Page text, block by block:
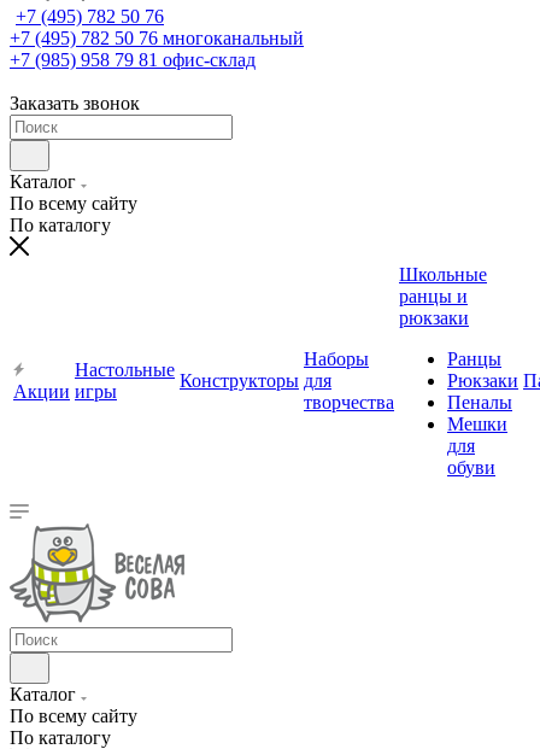
+7 (495) 782 50 76
+7 (495) 782 50 76 многоканальный
+7 (985) 958 79 81 офис-склад
Заказать звонок
Каталог
По всему сайту
По каталогу
Акции
Настольные
игры
Конструкторы
Наборы
для
творчества
Школьные
ранцы и
рюкзаки
Ранцы
Рюкзаки
Пеналы
Мешки
для
обуви
Каталог
По всему сайту
По каталогу